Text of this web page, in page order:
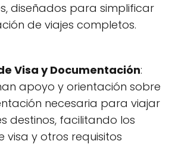
diseñados para simplificar
de viajes completos.
Visa y Documentación:
apoyo y orientación sobre
necesaria para viajar
destinos, facilitando los
visa y otros requisitos